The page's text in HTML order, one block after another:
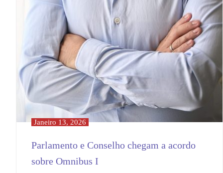
Parlamento e Conselho chegam a acordo
sobre Omnibus I
Janeiro 13, 2026